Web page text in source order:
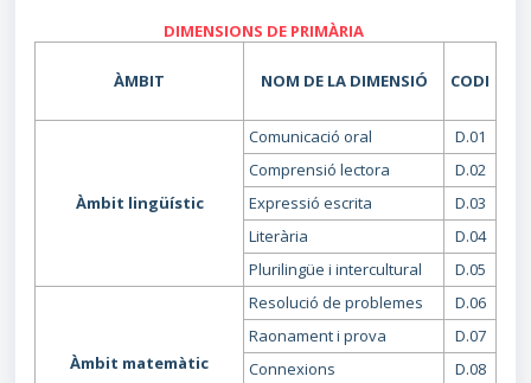
DIMENSIONS DE PRIMÀRIA
ÀMBIT NOM DE LA DIMENSIÓ CODI
Àmbit lingüístic
Comunicació oral
D.01
Comprensió lectora
D.02
Expressió escrita
D.03
Literària
D.04
Plurilingüe i intercultural
D.05
Àmbit matemàtic
Resolució de problemes
D.06
Raonament i prova
D.07
Connexions
D.08